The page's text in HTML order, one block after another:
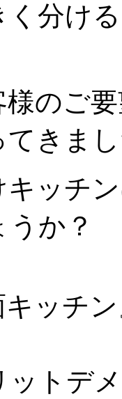
分け
のご
きま
キッチ
か？
キッ
ットデ